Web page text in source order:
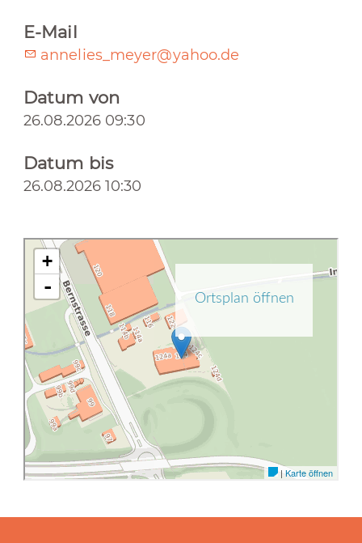
E-Mail
annelies_meyer@yahoo.de
Datum von
26.08.2026 09:30
Datum bis
26.08.2026 10:30